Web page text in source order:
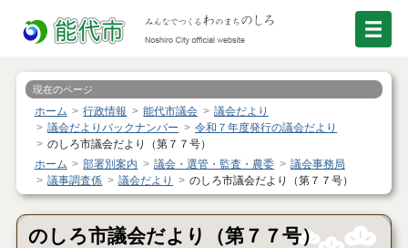
現在のページ
ホーム 行政情報 能代市議会
議会だより
議会だよりバックナンバー
令和７年度発行の議会だより
のしろ市議会だより（第７７号）
ホーム
部署別案内 議会・選管・監査・農委
議会事務局
議事調査係
議会だより のしろ市議会だより（第７７号）
のしろ市議会だより（第７７号）